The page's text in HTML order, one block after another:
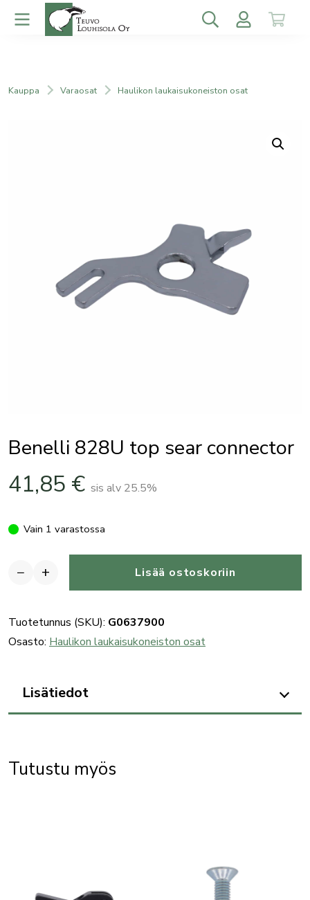
Kauppa Varaosat Haulikon laukaisukoneiston osat
Benelli 828U top sear connector
41,85 € sis alv 25.5%
Vain 1 varastossa
−
top
sear
+ Lisää ostoskoriin
Tuotetunnus (SKU): G0637900
Osasto: Haulikon laukaisukoneiston osat
Lisätiedot
Tutustu myös